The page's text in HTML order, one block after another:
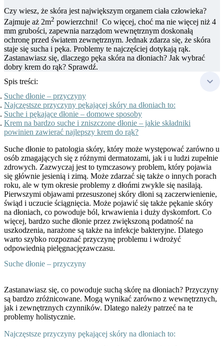
Czy wiesz, że skóra jest największym organem ciała człowieka?
Zajmuje aż 2m2 powierzchni! Co więcej, choć ma nie więcej niż 4
mm grubości, zapewnia narządom wewnętrznym doskonałą
ochronę przed światem zewnętrznym. Jednak zdarza się, że skóra
staje się sucha i pęka. Problemy te najczęściej dotykają rąk.
Zastanawiasz się, dlaczego pęka skóra na dłoniach? Jak wybrać
dobry krem do rąk? Sprawdź.
Spis treści:
Suche dłonie – przyczyny
Najczęstsze przyczyny pękającej skóry na dłoniach to:
Suche i pękające dłonie – domowe sposoby
Krem na bardzo suche i zniszczone dłonie – jakie składniki
powinien zawierać najlepszy krem do rąk?
Suche dłonie to patologia skóry, który może występować zarówno u
osób zmagających się z różnymi dermatozami, jak i u ludzi zupełnie
zdrowych. Zazwyczaj jest to tymczasowy problem, który pojawia
się głównie jesienią i zimą. Może zdarzać się także o innych porach
roku, ale w tym okresie problemy z dłońmi zwykle się nasilają.
Pierwszymi objawami przesuszonej skóry dłoni są zaczerwienienie,
świąd i uczucie ściągnięcia. Może pojawić się także pękanie skóry
na dłoniach, co powoduje ból, krwawienia i duży dyskomfort. Co
więcej, bardzo suche dłonie przez zwiększoną podatność na
uszkodzenia, narażone są także na infekcje bakteryjne. Dlatego
warto szybko rozpoznać przyczynę problemu i wdrożyć
odpowiednią pielęgnacjęzawczasu.
Suche dłonie – przyczyny
Zastanawiasz się, co powoduje suchą skórę na dłoniach? Przyczyny
są bardzo zróżnicowane. Mogą wynikać zarówno z wewnętrznych,
jak i zewnętrznych czynników. Dlatego należy patrzeć na te
problemy holistycznie.
Najczęstsze przyczyny pękającej skóry na dłoniach to: